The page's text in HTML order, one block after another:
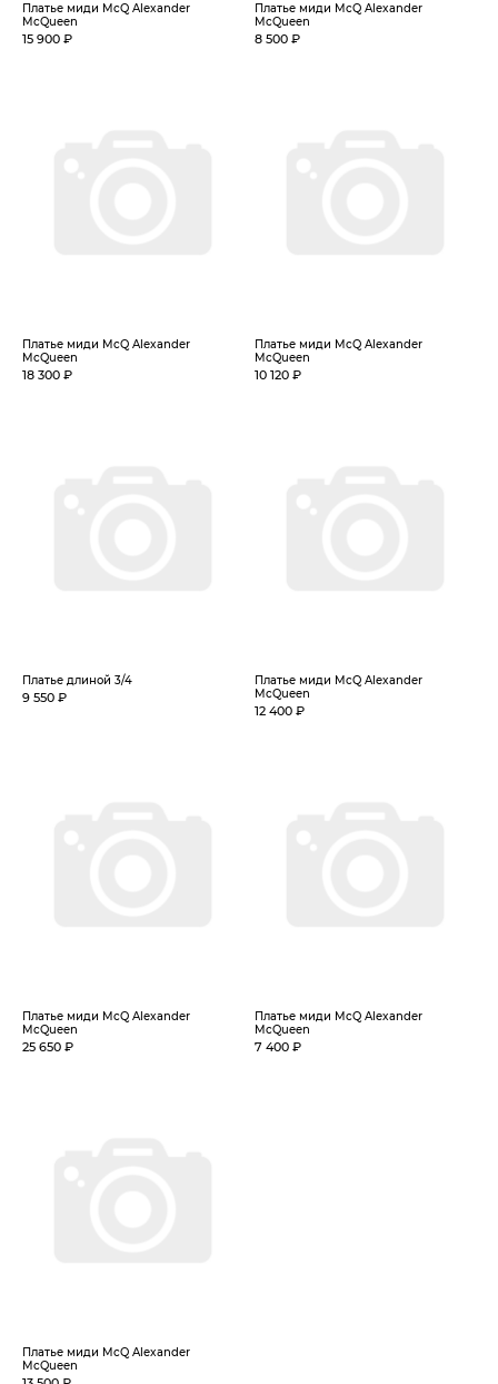
Платье миди McQ Alexander
McQueen
15 900 ₽
Платье миди McQ Alexander
McQueen
8 500 ₽
Платье миди McQ Alexander
McQueen
18 300 ₽
Платье миди McQ Alexander
McQueen
10 120 ₽
Платье длиной 3/4
9 550 ₽
Платье миди McQ Alexander
McQueen
12 400 ₽
Платье миди McQ Alexander
McQueen
25 650 ₽
Платье миди McQ Alexander
McQueen
7 400 ₽
Платье миди McQ Alexander
McQueen